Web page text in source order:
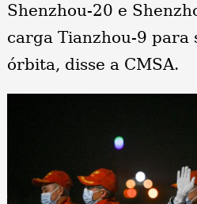
Shenzhou-20 e
carga Tianzhou-9 para
órbita, disse a CMSA.